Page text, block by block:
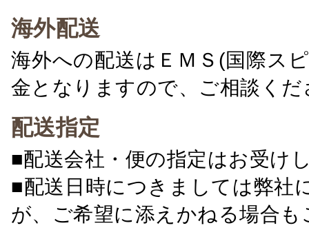
海外配送
海外への配送はＥＭＳ(国際ス
金となりますので、ご相談くだ
配送指定
■配送会社・便の指定はお受け
■配送日時につきましては弊社
が、ご希望に添えかねる場合